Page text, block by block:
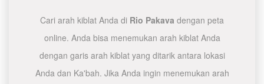
Cari arah kiblat Anda di Rio Pakava dengan peta
online. Anda bisa menemukan arah kiblat Anda
dengan garis arah kiblat yang ditarik antara lokasi
Anda dan Ka'bah. Jika Anda ingin menemukan arah